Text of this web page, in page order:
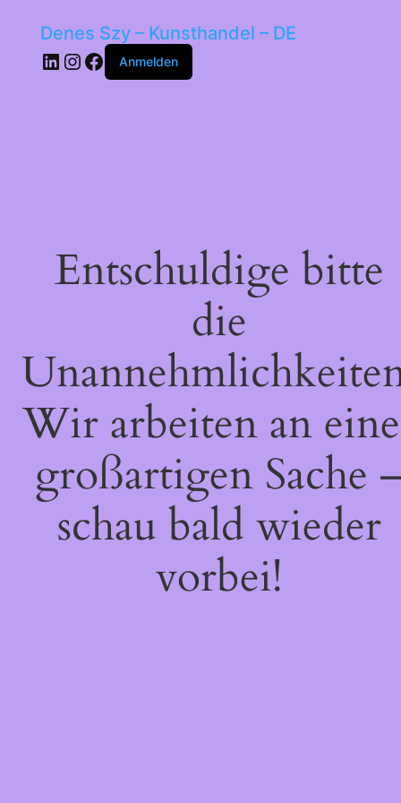
Denes Szy – Kunsthandel – DE
LinkedIn
Instagram
Facebook
Anmelden
Entschuldige bitte
die
Wir arbeiten an
großartigen Sache
schau bald wieder
vorbei!